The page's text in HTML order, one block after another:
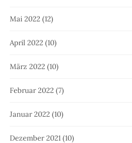
Mai 2022 (12)
April 2022 (10)
März 2022 (10)
Februar 2022 (7)
Januar 2022 (10)
Dezember 2021 (10)